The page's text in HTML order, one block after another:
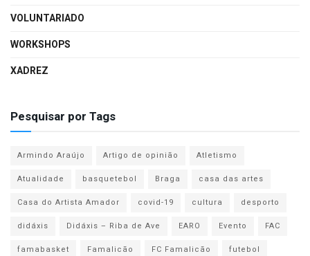
VOLUNTARIADO
WORKSHOPS
XADREZ
Pesquisar por Tags
Armindo Araújo Artigo de opinião
Atletismo
Atualidade
basquetebol Braga
casa das artes
Casa do Artista Amador
covid-19 cultura
desporto
didáxis
Didáxis – Riba de Ave EARO Evento
FAC
famabasket
Famalicão FC Famalicão
futebol